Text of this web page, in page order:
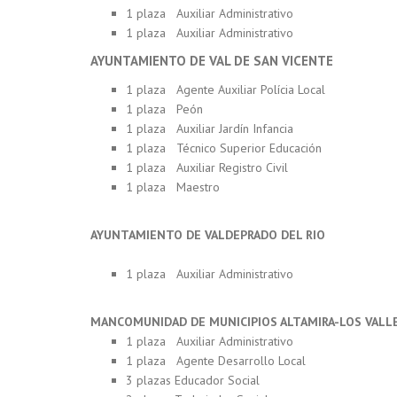
1 plaza Auxiliar Administrativo
1 plaza Auxiliar Administrativo
AYUNTAMIENTO DE VAL DE SAN VICENTE
1 plaza Agente Auxiliar Polícia Local
1 plaza Peón
1 plaza Auxiliar Jardín Infancia
1 plaza Técnico Superior Educación
1 plaza Auxiliar Registro Civil
1 plaza Maestro
AYUNTAMIENTO DE VALDEPRADO DEL RIO
1 plaza Auxiliar Administrativo
MANCOMUNIDAD DE MUNICIPIOS ALTAMIRA-LOS
1 plaza Auxiliar Administrativo
1 plaza Agente Desarrollo Local
3 plazas Educador Social